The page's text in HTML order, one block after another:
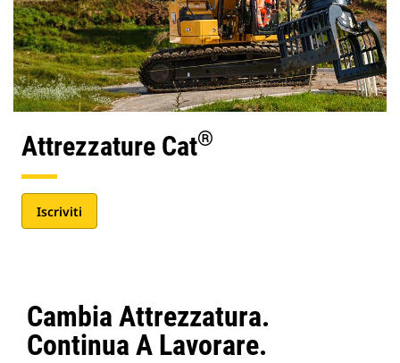
Attrezzature Cat®
Iscriviti
Cambia Attrezzatura.
Continua A Lavorare.